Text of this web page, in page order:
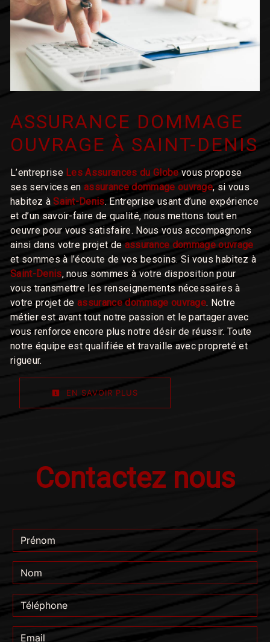
ASSURANCE DOMMAGE
OUVRAGE À SAINT-DENIS
L’entreprise Les Assurances du Globe vous propose
ses services enassurance dommage ouvrage, si vous
habitez àSaint-Denis. Entreprise usant d’une expérience
et d’un savoir-faire de qualité, nous mettons tout en
oeuvre pour vous satisfaire. Nous vous accompagnons
ainsi dans votre projet de assurance dommage ouvrage
et sommes à l’écoute de vos besoins. Si vous habitez à
Saint-Denis, nous sommes à votre disposition pour
vous transmettre les renseignements nécessaires à
votre projet deassurance dommage ouvrage. Notre
métier est avant tout notre passion et le partager avec
vous renforce encore plus notre désir de réussir. Toute
notre équipe est qualifiée et travaille avec propreté et
rigueur.
EN SAVOIR PLUS
Contactez nous